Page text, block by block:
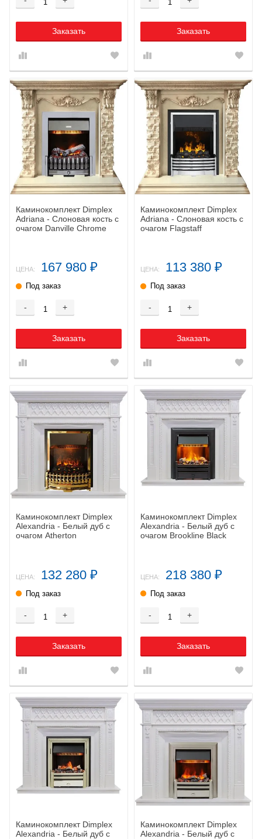
Заказать Заказать
Каминокомплект Dimplex
Adriana - Cлоновая кость с
очагом Danville Chrome
ЦЕНА: 167 980 ₽
Под заказ
- +
Заказать
Каминокомплект Dimplex
Adriana - Cлоновая кость с
очагом Flagstaff
ЦЕНА: 113 380 ₽
Под заказ
- +
Заказать
Каминокомплект Dimplex
Alexandria - Белый дуб с
очагом Atherton
ЦЕНА: 132 280 ₽
Под заказ
- +
Заказать
Каминокомплект Dimplex
Alexandria - Белый дуб с
очагом Brookline Black
ЦЕНА: 218 380 ₽
Под заказ
- +
Заказать
Каминокомплект Dimplex
Alexandria - Белый дуб с
Каминокомплект Dimplex
Alexandria - Белый дуб с